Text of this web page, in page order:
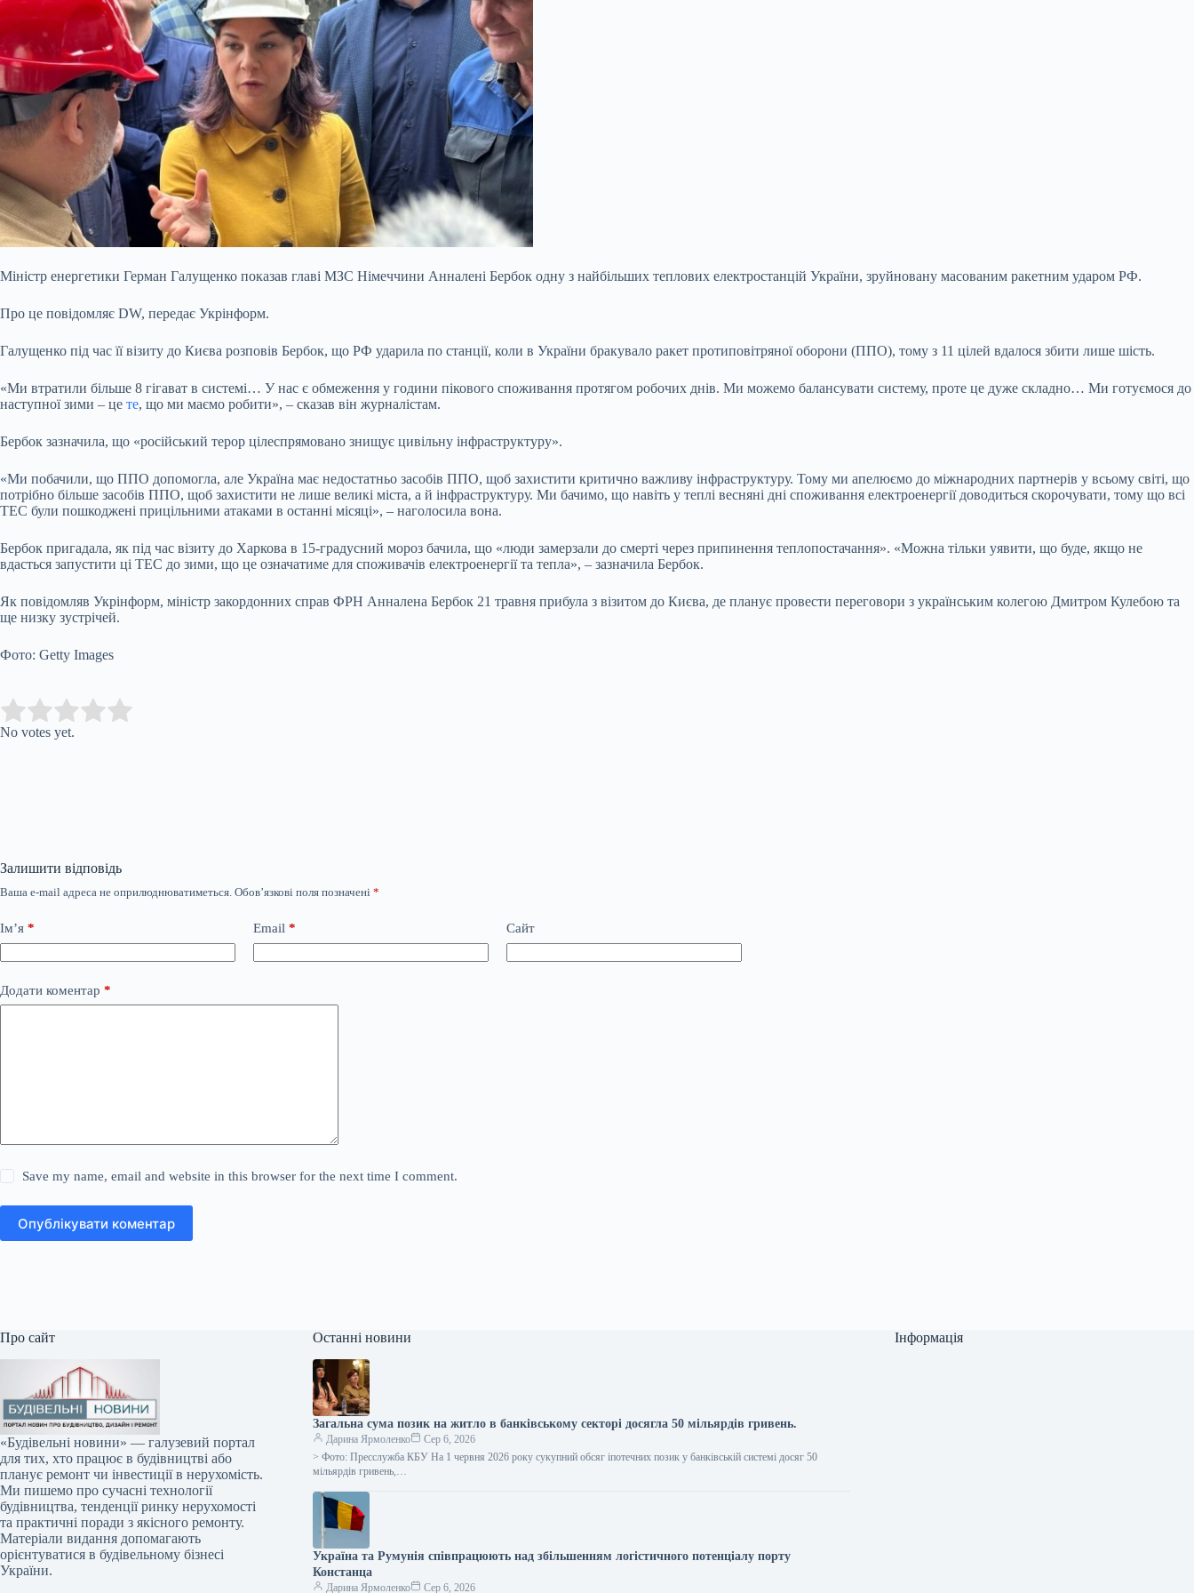
Міністр енергетики Герман Галущенко показав главі МЗС Німеччини Анналені Бербок одну з найбільших теплових електростанцій України, зруйновану масованим ракетним ударом РФ.
Про це повідомляє DW, передає Укрінформ.
Галущенко під час її візиту до Києва розповів Бербок, що РФ ударила по станції, коли в України бракувало ракет протиповітряної оборони (ППО), тому з 11 цілей вдалося збити лише шість.
«Ми втратили більше 8 гігават в системі… У нас є обмеження у години пікового споживання протягом робочих днів. Ми можемо балансувати систему, проте це дуже складно… Ми готуємося до
наступної зими – це те, що ми маємо робити», – сказав він журналістам.
Бербок зазначила, що «російський терор цілеспрямовано знищує цивільну інфраструктуру».
«Ми побачили, що ППО допомогла, але Україна має недостатньо засобів ППО, щоб захистити критично важливу інфраструктуру. Тому ми апелюємо до міжнародних партнерів у всьому світі, що
потрібно більше засобів ППО, щоб захистити не лише великі міста, а й інфраструктуру. Ми бачимо, що навіть у теплі весняні дні споживання електроенергії доводиться скорочувати, тому що всі
ТЕС були пошкоджені прицільними атаками в останні місяці», – наголосила вона.
Бербок пригадала, як під час візиту до Харкова в 15-градусний мороз бачила, що «люди замерзали до смерті через припинення теплопостачання». «Можна тільки уявити, що буде, якщо не
вдасться запустити ці ТЕС до зими, що це означатиме для споживачів електроенергії та тепла», – зазначила Бербок.
Як повідомляв Укрінформ, міністр закордонних справ ФРН Анналена Бербок 21 травня прибула з візитом до Києва, де планує провести переговори з українським колегою Дмитром Кулебою та
ще низку зустрічей.
Фото: Getty Images
Rate this item:
No votes yet.
Залишити відповідь
Ваша e-mail адреса не оприлюднюватиметься. Обов’язкові поля позначені *
Ім’я * Email * Сайт
Додати коментар *
Save my name, email and website in this browser for the next time I comment.
Опублікувати коментар
Про сайт
«Будівельні новини» — галузевий портал
для тих, хто працює в будівництві або
планує ремонт чи інвестиції в нерухомість.
Ми пишемо про сучасні технології
будівництва, тенденції ринку нерухомості
та практичні поради з якісного ремонту.
Матеріали видання допомагають
орієнтуватися в будівельному бізнесі
України.
Останні новини
Загальна сума позик на житло в банківському секторі досягла 50 мільярдів гривень.
Дарина Ярмоленко
Сер 6, 2026
> Фото: Пресслужба КБУ На 1 червня 2026 року сукупний обсяг іпотечних позик у банківській системі досяг 50
мільярдів гривень,…
Україна та Румунія співпрацюють над збільшенням логістичного потенціалу порту
Констанца
Дарина Ярмоленко Сер 6, 2026
Інформація